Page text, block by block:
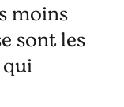
moins
sont les